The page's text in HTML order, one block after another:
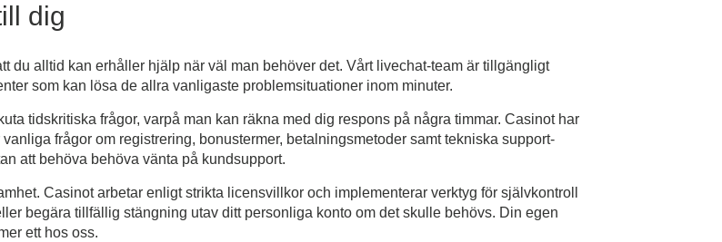
dig
du alltid kan erhåller hjälp när väl man behöver det. Vårt livechat-team är tillgängligt
som kan lösa de allra vanligaste problemsituationer inom minuter.
tidskritiska frågor, varpå man kan räkna med dig respons på några timmar. Casinot har
frågor om registrering, bonustermer, betalningsmetoder samt tekniska support-
att behöva behöva vänta på kundsupport.
Casinot arbetar enligt strikta licensvillkor och implementerar verktyg för självkontroll
begära tillfällig stängning utav ditt personliga konto om det skulle behövs. Din egen
ett hos oss.